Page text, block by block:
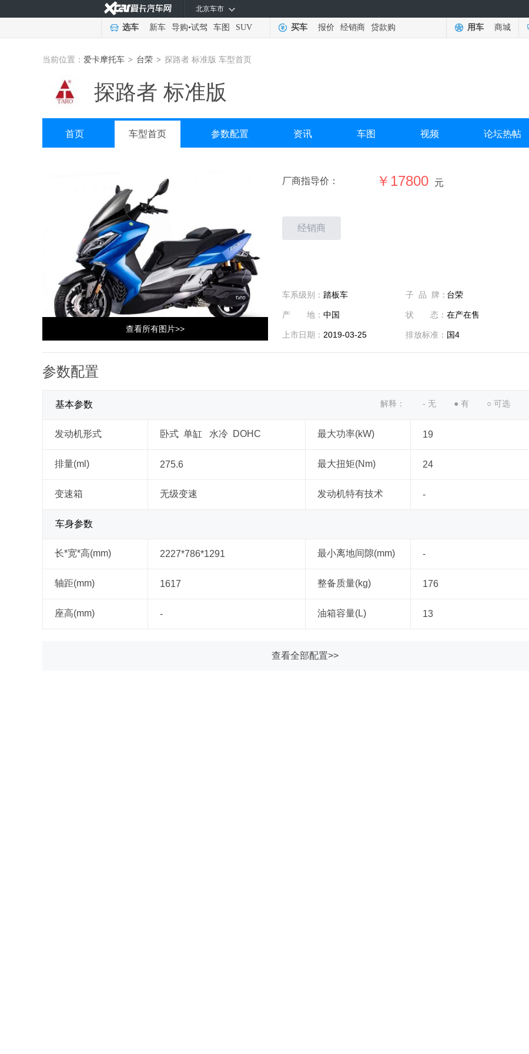
北京车市
选车 新车 导购•试驾 车图 SUV 买车 报价 经销商 贷款购 用车 商城
当前位置： 爱卡摩托车 > 台荣 > 探路者 标准版 车型首页
探路者 标准版
首页 车型首页 参数配置 资讯 车图 视频 论坛热帖
查看所有图片>>
厂商指导价： ￥17800 元
经销商
车系级别： 踏板车 子 品 牌：台荣
产 地： 中国 状 态： 在产在售
上市日期： 2019-03-25 排放标准： 国4
参数配置
基本参数 解释： - 无 ● 有 ○ 可选
发动机形式 卧式 单缸 水冷 DOHC 最大功率(kW) 19
排量(ml) 275.6 最大扭矩(Nm) 24
变速箱 无级变速 发动机特有技术 -
车身参数
长*宽*高(mm) 2227*786*1291 最小离地间隙(mm) -
轴距(mm) 1617 整备质量(kg) 176
座高(mm) - 油箱容量(L) 13
查看全部配置>>